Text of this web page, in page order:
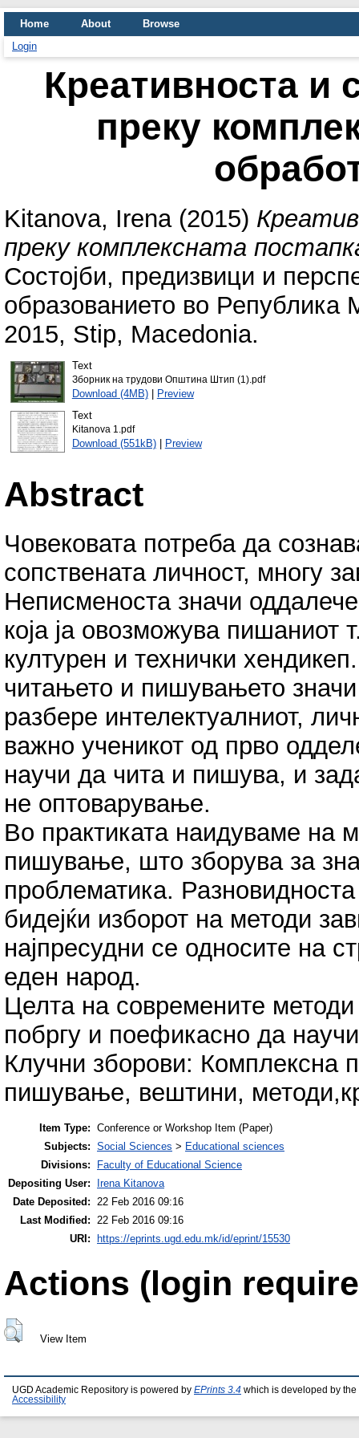
Home About
Browse
Login
Креативноста и
преку
Kitanova, Irena(2015)
преку комплексната
Состојби, предизвици и
образованието во Република
2015, Stip, Macedonia.
Text
Зборник на трудови Општина Штип (1).pdf
Download (4MB)| Preview
Text
Kitanova 1.pdf
Download (551kB)| Preview
Abstract
Човековата потреба да
сопствената личност, многу
Неписменоста значи
која ја овозможува пишаниот
културен и технички
читањето и пишувањето
разбере интелектуалниот,
важно ученикот од прво
научи да чита и пишува, и
не оптоварување.
Во практиката наидуваме на
пишување, што зборува за
проблематика.
бидејќи изборот на методи
најпресудни се односите на
еден народ.
Целта на современите
побргу и поефикасно да
Клучни зборови: Комплексна
пишување, вештини,
Item Type: Conference or Workshop Item (Paper)
Subjects: Social Sciences > Educational sciences
Divisions:
Faculty of Educational Science
Depositing User:
Irena Kitanova
Date Deposited: 22 Feb 2016 09:16
Last Modified: 22 Feb 2016 09:16
URI:
https://eprints.ugd.edu.mk/id/eprint/15530
Actions (login
View Item
UGD Academic Repository is powered by EPrints 3.4 which is developed by the
Accessibility